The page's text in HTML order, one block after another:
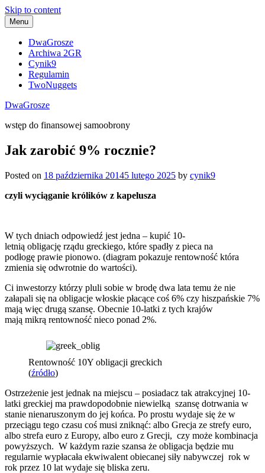
Skip to content
Menu
DwaGrosze
Archiwa 2GR
Cynik9
Regulamin
TwoNuggets
DwaGrosze
wstęp do finansowej samoobrony
Jak zarobić 9% rocznie?
Posted on 18 października 20145 lutego 2025 by cynik9
czyli wyciąganie królików z kapelusza
W tych dniach odpowiedź jest jedna – kupić 10-
letnią obligację rządu greckiego, które spadły z pieca na
podłogę prawie pionowo. (diagram pokazuje rentowność która
zmienia się odwrotnie do wartości).
Ci inwestorzy którzy pluli sobie w brodę dwa lata temu że nie
załapali się na obligacje włoskie płacące coś 6% czy hiszpańskie 7%
mają więc drugą szansę. Obecnie 10-latki z tych krajów
mają mikrą rentowność nieco ponad 2%.
Rentowność 10Y obligacji greckich
(źródło)
Ostrzeżenie jest jednak na miejscu – posiadacz tak atrakcyjnej 10-
latki greckiej ma prawdopodobnie niewielką szansę dotrwania w
stanie nienaruszonym do jej końca. Po prostu wydaje się że w
przeciągu tego czasu coś musi zniknąć: albo Grecja ze strefy euro,
albo strefa euro z Europy, albo euro z Grecji, czy może kombinacja
powyższych. W każdym razie szansa że obligacja będzie mu
regularnie wypłacała ekwiwalent obiecanej siły nabywczej rok w
rok przez 10 lat wydaje się bliska zeru.